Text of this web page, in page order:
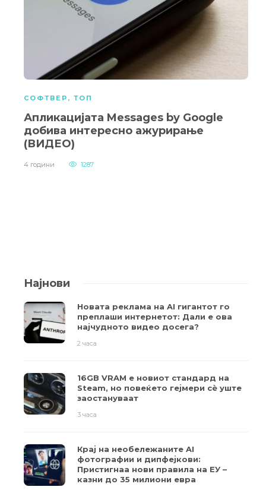
СОФТВЕР , ТОП
Апликацијата Messages by Google
добива интересно ажурирање
(ВИДЕО)
4 години 1287
Најнови
Новата реклама на AI гигантот го
преплаши интернетот: Дали е ова
најчудното видео досега?
2 часа
16GB VRAM е новиот стандард на
Steam, но повеќето гејмери ​​сè уште
заостануваат
3 часа
Крај на необележаните AI
фотографии и дипфејкови:
Пристигнаа нови правила на ЕУ –
казни до 35 милиони евра